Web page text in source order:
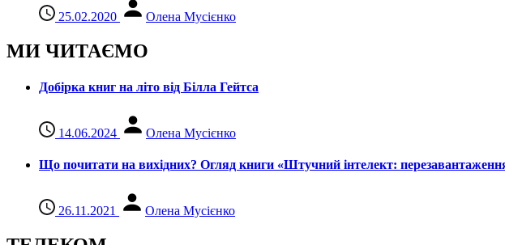
25.02.2020 Олена Мусієнко
МИ ЧИТАЄМО
Добірка книг на літо від Білла Гейтса
14.06.2024 Олена Мусієнко
Що почитати на вихідних? Огляд книги «Штучний інтелект:
26.11.2021 Олена Мусієнко